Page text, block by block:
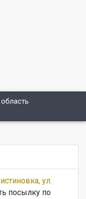
ул.
посылку по